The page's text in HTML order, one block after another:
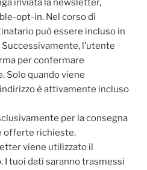
inviata la newsletter,
opt-in. Nel corso di
può essere incluso in
Successivamente, l’utente
per confermare
Solo quando viene
è attivamente incluso
per la consegna
offerte richieste.
viene utilizzato il
I tuoi dati saranno trasmessi